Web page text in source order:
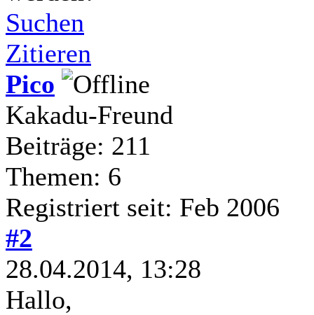
Suchen
Zitieren
Pico
Kakadu-Freund
Beiträge: 211
Themen: 6
Registriert seit: Feb 2006
#2
28.04.2014, 13:28
Hallo,